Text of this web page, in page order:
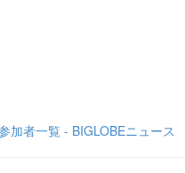
加者一覧 - BIGLOBEニュース